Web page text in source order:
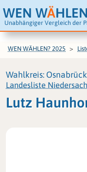
WEN WÄHLEN
Unabhängiger Vergleich der
WEN WÄHLEN? 2025
Wahlkreis:
Landesliste
Lutz